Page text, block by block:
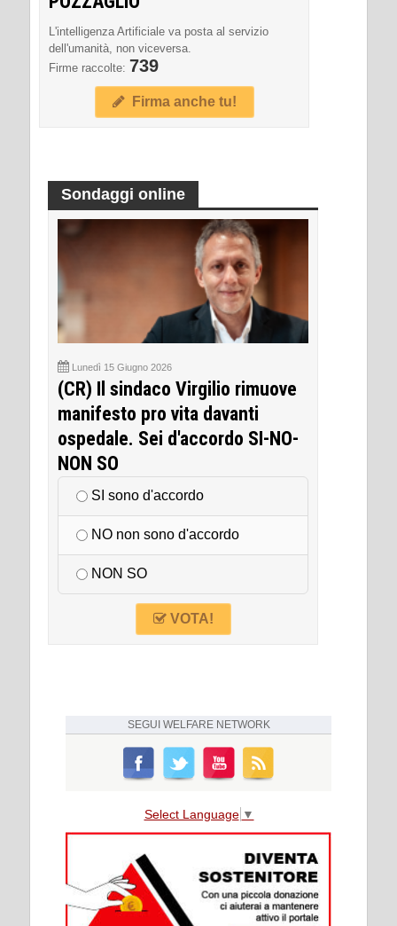
L'intelligenza Artificiale va posta al servizio
dell'umanità, non viceversa.
Firme raccolte: 739
Firma anche tu!
Sondaggi online
Lunedì 15 Giugno 2026
(CR) Il sindaco Virgilio rimuove
manifesto pro vita davanti
ospedale. Sei d'accordo SI-NO-
NON SO
SI sono d'accordo
NO non sono d'accordo
NON SO
VOTA!
SEGUI WELFARE NETWORK
Select Language ▼